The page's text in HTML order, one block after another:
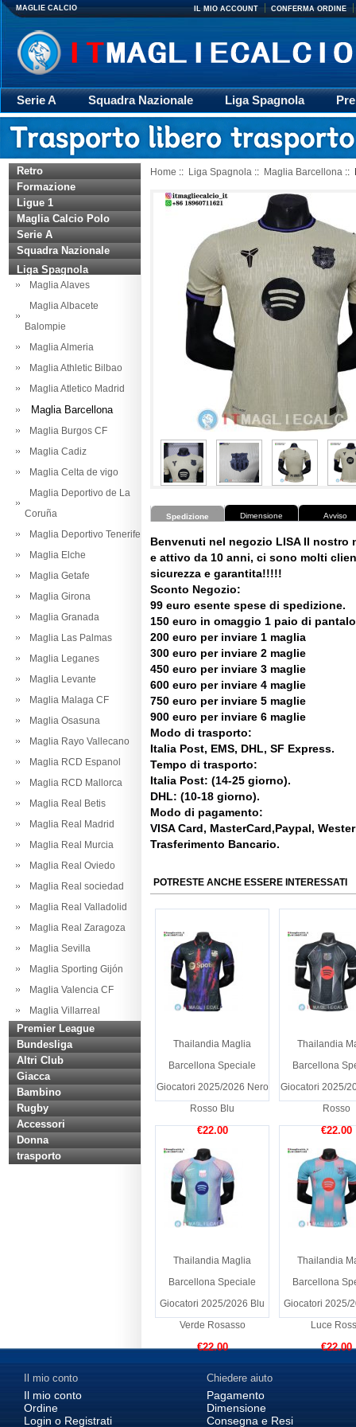
MAGLIE CALCIO IL MIO ACCOUNT CONFERMA ORDINE
Serie A Squadra Nazionale Liga Spagnola
Giacca
Rugby trasporto Retro
Retro
Formazione
Ligue 1
Maglia Calcio Polo
Serie A
Squadra Nazionale
Liga Spagnola
Maglia Alaves
Maglia Albacete
Balompie
Maglia Almeria
Maglia Athletic Bilbao
Maglia Atletico Madrid
Maglia Barcellona
Maglia Burgos CF
Maglia Cadiz
Maglia Celta de vigo
Maglia Deportivo de La
Coruña
Maglia Deportivo Tenerife
Maglia Elche
Maglia Getafe
Maglia Girona
Maglia Granada
Maglia Las Palmas
Maglia Leganes
Maglia Levante
Maglia Malaga CF
Maglia Osasuna
Maglia Rayo Vallecano
Maglia RCD Espanol
Maglia RCD Mallorca
Maglia Real Betis
Maglia Real Madrid
Maglia Real Murcia
Maglia Real Oviedo
Maglia Real sociedad
Maglia Real Valladolid
Maglia Real Zaragoza
Maglia Sevilla
Maglia Sporting Gijón
Maglia Valencia CF
Maglia Villarreal
Premier League
Bundesliga
Altri Club
Giacca
Bambino
Rugby
Accessori
Donna
trasporto
Home :: Liga Spagnola :: Maglia Barcellona ::
Spedizione Dimensione Avviso
Benvenuti nel negozio LISA Il nostro
e attivo da 10 anni, ci sono molti
sicurezza e garantita!!!!!
Sconto Negozio:
99 euro esente spese di spedizione.
150 euro in omaggio 1 paio di
200 euro per inviare 1 maglia
300 euro per inviare 2 maglie
450 euro per inviare 3 maglie
600 euro per inviare 4 maglie
750 euro per inviare 5 maglie
900 euro per inviare 6 maglie
Modo di trasporto:
Italia Post, EMS, DHL, SF Express.
Tempo di trasporto:
Italia Post: (14-25 giorno).
DHL: (10-18 giorno).
Modo di pagamento:
VISA Card, MasterCard,Paypal,
Trasferimento Bancario.
POTRESTE ANCHE ESSERE INTERESSATI
Thailandia Maglia
Barcellona Speciale
Giocatori 2025/2026 Nero
Rosso Blu
€22.00
Thailandia
Barcellona
Giocatori 2025/
Rosso
€22.00
Thailandia Maglia
Barcellona Speciale
Giocatori 2025/2026 Blu
Verde Rosasso
€22.00
Thailandia
Barcellona
Giocatori 2025/
Luce
€22.00
Il mio conto
Il mio conto
Ordine
Login o Registrati
Chiedere aiuto
Pagamento
Dimensione
Consegna e Resi